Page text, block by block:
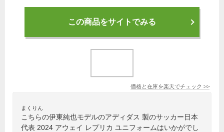
この商品をサイトでみる
価格と在庫を楽天でチェック >>
まくりん
こちらの伊東純也モデルのアディダス 製のサッカー日本
代表 2024 アウェイ レプリカ ユニフォームはいかがでし